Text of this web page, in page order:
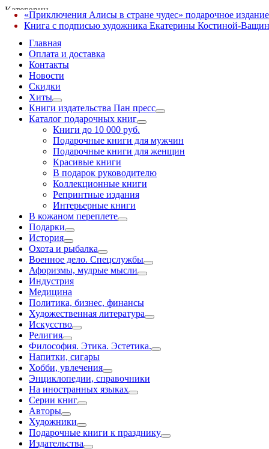
Категории
Главная
Оплата и доставка
Контакты
Новости
Скидки
Хиты
Книги издательства Пан пресс
Каталог подарочных книг
Книги до 10 000 руб.
Подарочные книги для мужчин
Подарочные книги для женщин
Красивые книги
В подарок руководителю
Коллекционные книги
Репринтные издания
Интерьерные книги
В кожаном переплете
Подарки
История
Охота и рыбалка
Военное дело. Спецслужбы
Афоризмы, мудрые мысли
Индустрия
Медицина
Политика, бизнес, финансы
Художественная литература
Искусство
Религия
Философия. Этика. Эстетика.
Напитки, сигары
Хобби, увлечения
Энциклопедии, справочники
На иностранных языках
Серии книг
Авторы
Художники
Подарочные книги к празднику
Издательства
«Приключения Алисы в стране чудес» подарочное издание
Книга с подписью художника Екатерины Костиной-